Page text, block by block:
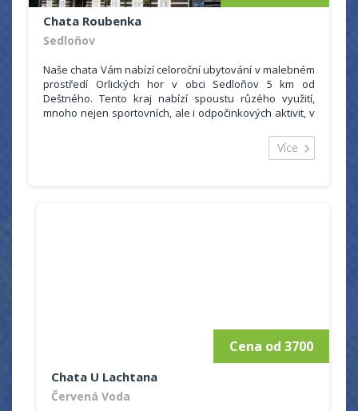
Chata Roubenka
Sedloňov
Naše chata Vám nabízí celoroční ubytování v malebném
prostředí Orlických hor v obci Sedloňov 5 km od
Deštného. Tento kraj nabízí spoustu růzého využití,
mnoho nejen sportovních, ale i odpočinkových aktivit, v
Sedloňov je též výborná základna pro cyklovýlety po
Více
Cena od 3700
Chata U Lachtana
Červená Voda